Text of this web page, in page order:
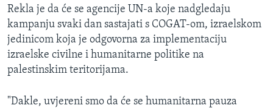
Rekla je da će se agencije UN-a koje nadgledaju
kampanju svaki dan sastajati s COGAT-om, izraelskom
jedinicom koja je odgovorna za implementaciju
izraelske civilne i humanitarne politike na
palestinskim teritorijama.
"Dakle, uvjereni smo da će se humanitarna pauza